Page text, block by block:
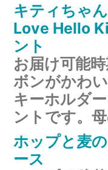
キティちゃ
Love Hello
ント
お届け可能
ボンがかわ
キーホルダ
ントです。
ホップと麦
ース